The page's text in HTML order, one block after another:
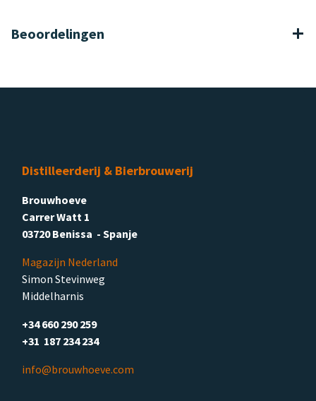
Beoordelingen
Distilleerderij & Bierbrouwerij
Brouwhoeve
Carrer Watt 1
03720 Benissa - Spanje
Magazijn Nederland
Simon Stevinweg
Middelharnis
+34 660 290 259
+31 187 234 234
info@brouwhoeve.com